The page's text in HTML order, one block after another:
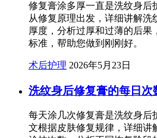
修复膏涂多厚一直是洗纹身后
从修复原理出发，详细讲解洗
厚度，分析过厚和过薄的后果
标准，帮助您做到刚刚好。
术后护理 2026年5月23日
洗纹身后修复膏的每日次
每天涂几次修复膏是洗纹身后
文根据皮肤修复规律，详细讲